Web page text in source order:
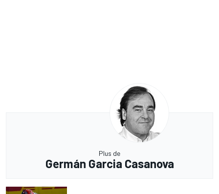
Plus de
Germán Garcia Casanova